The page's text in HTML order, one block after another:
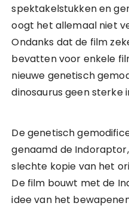
spektakelstukken en
oogt het allemaal niet
Ondanks dat de film
bevatten voor enkele
nieuwe genetisch
dinosaurus geen sterke
De genetisch
genaamd de
slechte kopie van het
De film bouwt met de
idee van het